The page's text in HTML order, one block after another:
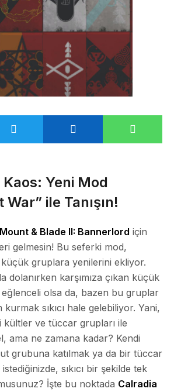
Kaos: Yeni Mod
ile Tanışın!
Mount & Blade II: Bannerlord için
gelmesin! Bu seferki mod,
gruplara yenilerini ekliyor.
dolanırken karşımıza çıkan küçük
olsa da, bazen bu gruplar
kurmak sıkıcı hale gelebiliyor. Yani,
kültler ve tüccar grupları ile
ama ne zamana kadar? Kendi
grubuna katılmak ya da bir tüccar
sıkıcı bir şekilde tek
İşte bu noktada Calradia